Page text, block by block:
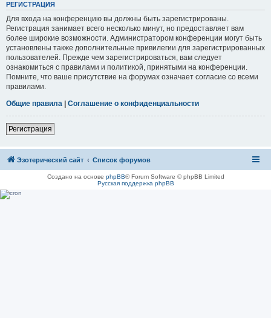
РЕГИСТРАЦИЯ
Для входа на конференцию вы должны быть зарегистрированы.
Регистрация занимает всего несколько минут, но предоставляет вам
более широкие возможности. Администратором конференции могут быть
установлены также дополнительные привилегии для зарегистрированных
пользователей. Прежде чем зарегистрироваться, вам следует
ознакомиться с правилами и политикой, принятыми на конференции.
Помните, что ваше присутствие на форумах означает согласие со всеми
правилами.
Общие правила | Соглашение о конфиденциальности
Регистрация
Эзотерический сайт Список форумов
Создано на основе phpBB® Forum Software © phpBB Limited
Русская поддержка phpBB